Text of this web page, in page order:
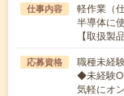
仕事内容
軽作業（
半導体に
【取扱
応募資格
職種未経
◆未経験
気軽にオ